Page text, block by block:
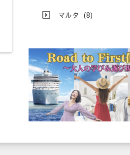
マルタ (8)